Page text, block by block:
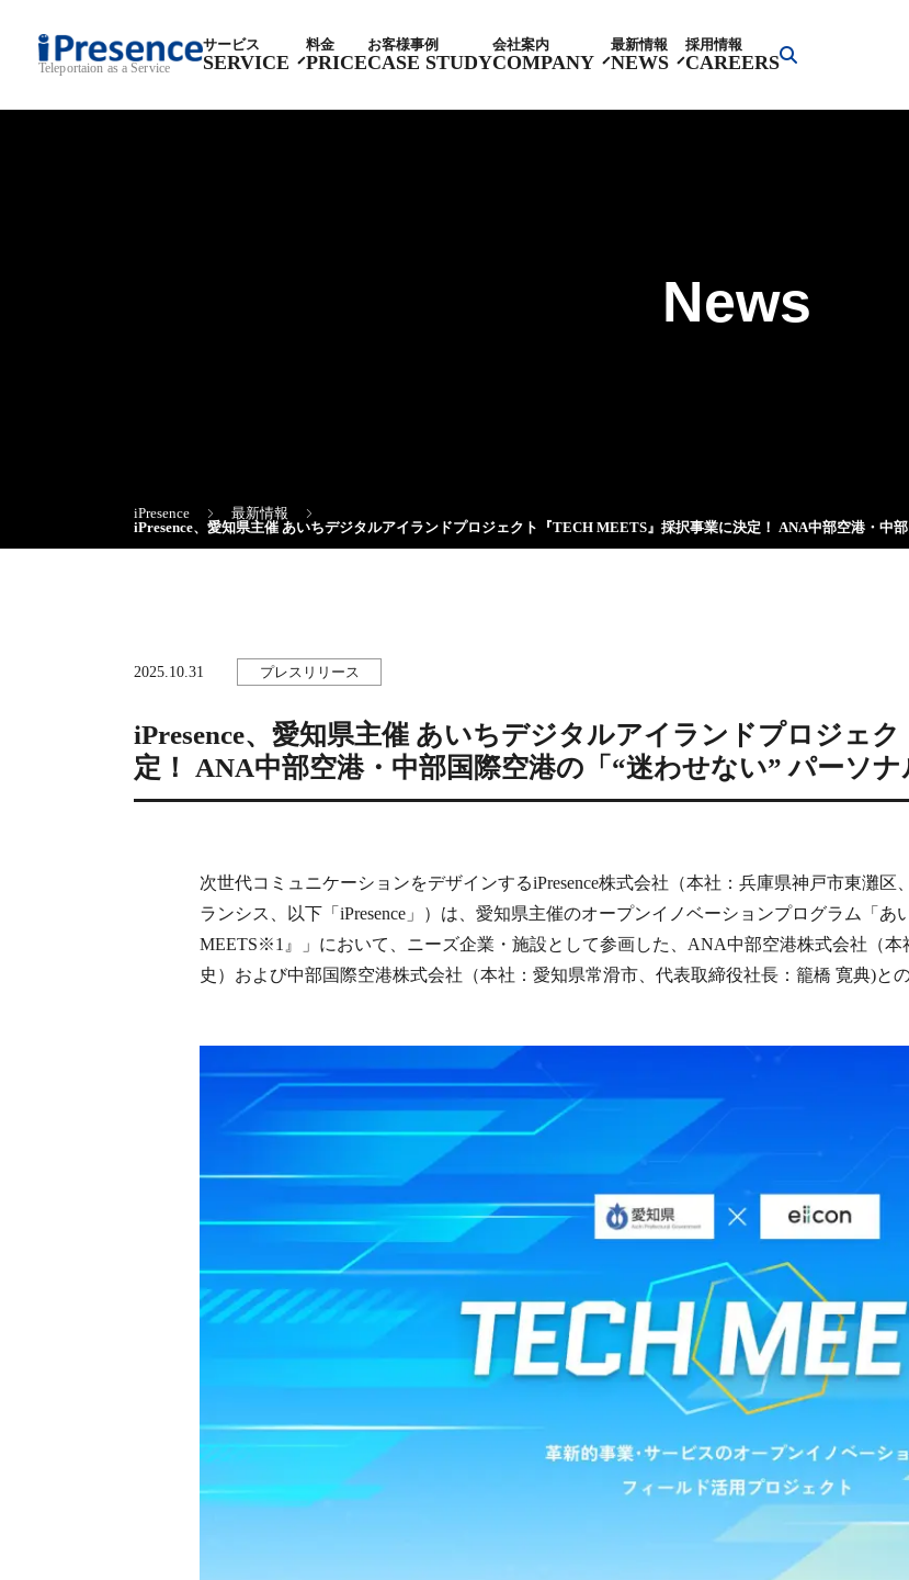
Teleportaion as a Service
サービス
SERVICE
料金
PRICE
お客様事例
CASE STUDY
会社案内
COMPANY
最新情報
NEWS
採用情報
CAREERS
News
iPresence
最新情報
iPresence、愛知県主催 あいちデジタルアイランドプロジェクト『TECH MEETS』採択事業に決定！ ANA中部空港・中
2025.10.31 プレスリリース
iPresence、愛知県主催 あいちデジタルアイランドプロジェ
定！ ANA中部空港・中部国際空港の「“迷わせない” パーソ
次世代コミュニケーションをデザインするiPresence株式会社（本社：兵庫県神戸市東灘
ランシス、以下「iPresence」）は、愛知県主催のオープンイノベーションプログラム「
MEETS※1』」において、ニーズ企業・施設として参画した、ANA中部空港株式会社（
史）および中部国際空港株式会社（本社：愛知県常滑市、代表取締役社長：籠橋 寛典)と